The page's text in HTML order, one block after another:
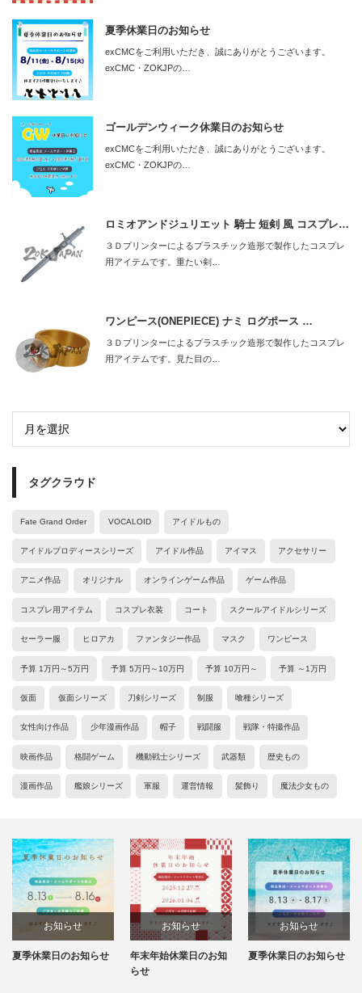
夏季休業日のお知らせ
exCMCをご利用いただき、誠にありがとうございます。
exCMC・ZOKJPの…
ゴールデンウィーク休業日のお知らせ
exCMCをご利用いただき、誠にありがとうございます。
exCMC・ZOKJPの…
ロミオアンドジュリエット 騎士 短剣 風 コスプレ…
３Ｄプリンターによるプラスチック造形で製作したコスプレ
用アイテムです。重たい剣…
ワンピース(ONEPIECE) ナミ ログポース …
３Ｄプリンターによるプラスチック造形で製作したコスプレ
用アイテムです。見た目の…
タグクラウド
Fate Grand Order VOCALOID アイドルもの
アイドルプロディースシリーズ アイドル作品 アイマス アクセサリー
アニメ作品 オリジナル オンラインゲーム作品 ゲーム作品
コスプレ用アイテム コスプレ衣装 コート スクールアイドルシリーズ
セーラー服 ヒロアカ ファンタジー作品 マスク ワンピース
予算 1万円～5万円 予算 5万円～10万円 予算 10万円～ 予算 ～1万円
仮面 仮面シリーズ 刀剣シリーズ 制服 喰種シリーズ
女性向け作品 少年漫画作品 帽子 戦闘服 戦隊・特撮作品
映画作品 格闘ゲーム 機動戦士シリーズ 武器類 歴史もの
漫画作品 艦娘シリーズ 軍服 運営情報 髪飾り 魔法少女もの
お知らせ
年末年始休業日のお知
お知らせ
夏季休業日のお知らせ
お知らせ
年末年始休業日のお知